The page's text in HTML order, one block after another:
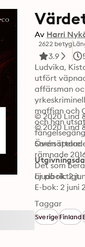
Av Harri
2622 betyg
3.9
Ludvika,
utfört
affärsman
maffian och
och han
Sarén
rämnade
Det som
är på riktigt.
© 2020 Lind
© 2020 Lind
Översättare:
Ljudbok: 2
E-bok: 2 juni
Taggar
SverigeFinland